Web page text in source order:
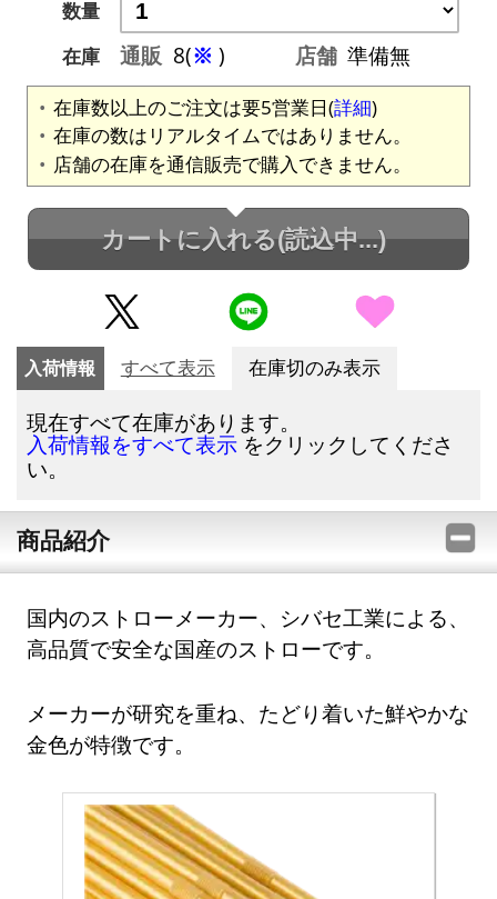
数量
在庫
通販 8(※ ) 店舗 準備無
在庫数以上のご注文は要5営業日(詳細)
在庫の数はリアルタイムではありません。
店舗の在庫を通信販売で購入できません。
カートに入れる(読込中...)
入荷情報 すべて表示 在庫切のみ表示
現在すべて在庫があります。
入荷情報をすべて表示 をクリックしてくださ
い。
商品紹介
国内のストローメーカー、シバセ工業による、
高品質で安全な国産のストローです。
メーカーが研究を重ね、たどり着いた鮮やかな
金色が特徴です。